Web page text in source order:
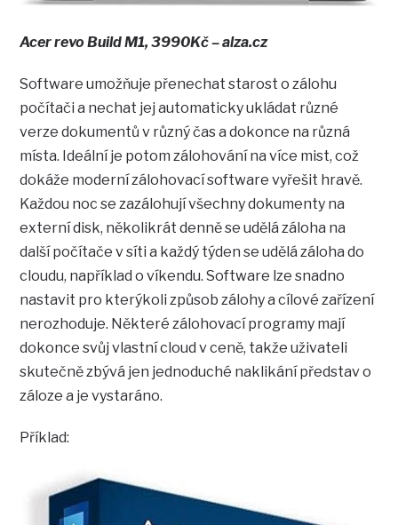
Acer revo Build M1, 3990Kč – alza.cz
Software umožňuje přenechat starost o zálohu
počítači a nechat jej automaticky ukládat různé
verze dokumentů v různý čas a dokonce na různá
místa. Ideální je potom zálohování na více mist, což
dokáže moderní zálohovací software vyřešit hravě.
Každou noc se zazálohují všechny dokumenty na
externí disk, několikrát denně se udělá záloha na
další počítače v síti a každý týden se udělá záloha do
cloudu, například o víkendu. Software lze snadno
nastavit pro kterýkoli způsob zálohy a cílové zařízení
nerozhoduje. Některé zálohovací programy mají
dokonce svůj vlastní cloud v ceně, takže uživateli
skutečně zbývá jen jednoduché naklikání představ o
záloze a je vystaráno.
Příklad: